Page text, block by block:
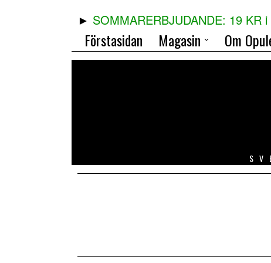
SOMMARERBJUDANDE: 19 KR
Förstasidan Magasin Om